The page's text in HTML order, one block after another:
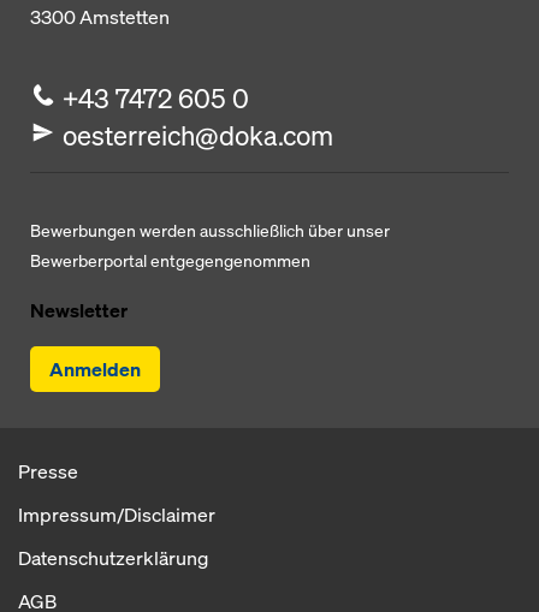
3300Amstetten
+43 7472 605 0
oesterreich@doka.com
Bewerbungen werden ausschließlich über unser
Bewerberportal entgegengenommen
Newsletter
Anmelden
Presse
Impressum/Disclaimer
Datenschutzerklärung
AGB